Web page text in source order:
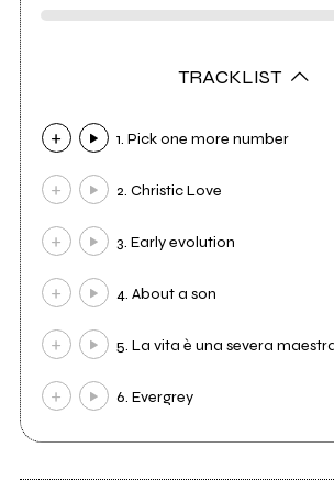
TRACKLIST
1. Pick one more number
2. Christic Love
3. Early evolution
4. About a son
5. La vita è una severa
6. Evergrey